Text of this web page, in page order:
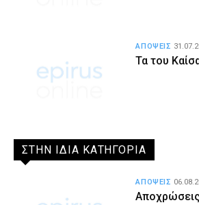
Τα του
ΑΠΟΨΕΙΣ
ΣΤΗΝ ΙΔΙΑ ΚΑΤΗΓΟΡΙΑ
Αποχρώσεις
ΑΠΟΨΕΙΣ